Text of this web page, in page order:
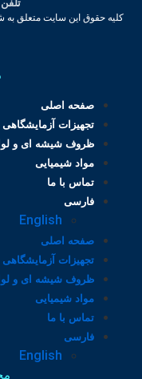
تلفن
کلیه حقوق این سایت متعلق به
صفحه اصلی
تجهیزات آزمایشگاهی
ظروف شیشه ای و
مواد شیمیایی
تماس با ما
فارسی
English
صفحه اصلی
تجهیزات آزمایشگاهی
ظروف شیشه ای و
مواد شیمیایی
تماس با ما
فارسی
English